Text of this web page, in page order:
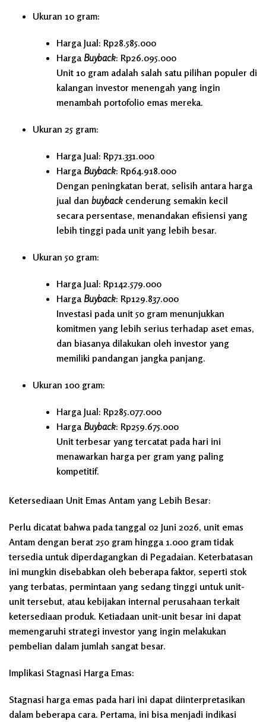
Ukuran 10 gram:
Harga Jual: Rp28.585.000
Harga Buyback: Rp26.095.000
Unit 10 gram adalah salah satu pilihan populer di
kalangan investor menengah yang ingin
menambah portofolio emas mereka.
Ukuran 25 gram:
Harga Jual: Rp71.331.000
Harga Buyback: Rp64.918.000
Dengan peningkatan berat, selisih antara harga
jual dan buyback cenderung semakin kecil
secara persentase, menandakan efisiensi yang
lebih tinggi pada unit yang lebih besar.
Ukuran 50 gram:
Harga Jual: Rp142.579.000
Harga Buyback: Rp129.837.000
Investasi pada unit 50 gram menunjukkan
komitmen yang lebih serius terhadap aset emas,
dan biasanya dilakukan oleh investor yang
memiliki pandangan jangka panjang.
Ukuran 100 gram:
Harga Jual: Rp285.077.000
Harga Buyback: Rp259.675.000
Unit terbesar yang tercatat pada hari ini
menawarkan harga per gram yang paling
kompetitif.
Ketersediaan Unit Emas Antam yang Lebih Besar:
Perlu dicatat bahwa pada tanggal 02 Juni 2026, unit emas
Antam dengan berat 250 gram hingga 1.000 gram tidak
tersedia untuk diperdagangkan di Pegadaian. Keterbatasan
ini mungkin disebabkan oleh beberapa faktor, seperti stok
yang terbatas, permintaan yang sedang tinggi untuk unit-
unit tersebut, atau kebijakan internal perusahaan terkait
ketersediaan produk. Ketiadaan unit-unit besar ini dapat
memengaruhi strategi investor yang ingin melakukan
pembelian dalam jumlah sangat besar.
Implikasi Stagnasi Harga Emas:
Stagnasi harga emas pada hari ini dapat diinterpretasikan
dalam beberapa cara. Pertama, ini bisa menjadi indikasi